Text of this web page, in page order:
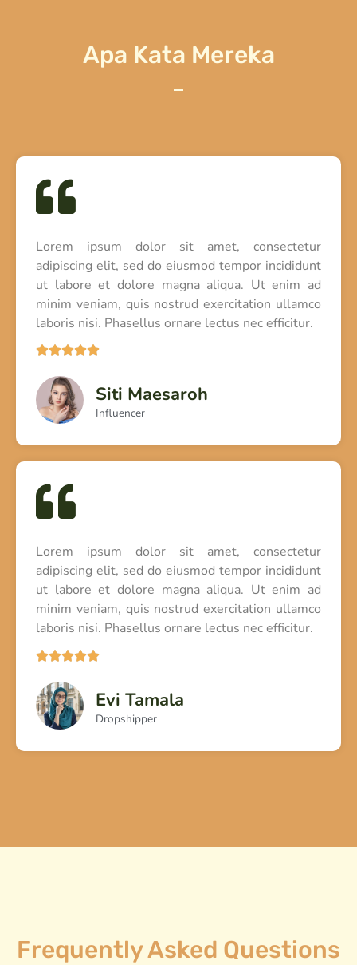
Apa Kata Mereka
Lorem ipsum dolor sit amet, consectetur
adipiscing elit, sed do eiusmod tempor incididunt
ut labore et dolore magna aliqua. Ut enim ad
minim veniam, quis nostrud exercitation ullamco
laboris nisi. Phasellus ornare lectus nec efficitur.

Siti Maesaroh
Influencer
Lorem ipsum dolor sit amet, consectetur
adipiscing elit, sed do eiusmod tempor incididunt
ut labore et dolore magna aliqua. Ut enim ad
minim veniam, quis nostrud exercitation ullamco
laboris nisi. Phasellus ornare lectus nec efficitur.

Evi Tamala
Dropshipper
Frequently Asked Questions